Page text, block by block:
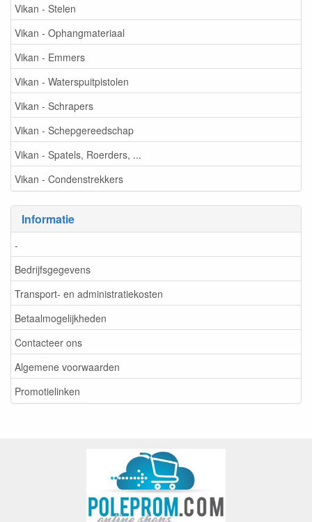
Vikan - Stelen
Vikan - Ophangmateriaal
Vikan - Emmers
Vikan - Waterspuitpistolen
Vikan - Schrapers
Vikan - Schepgereedschap
Vikan - Spatels, Roerders, ...
Vikan - Condenstrekkers
Informatie
-
Bedrijfsgegevens
Transport- en administratiekosten
Betaalmogelijkheden
Contacteer ons
Algemene voorwaarden
Promotielinken